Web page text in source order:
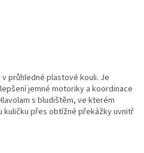
průhledné plastové kouli. Je
jemné motoriky a koordinace
s bludištěm, ve kterém
kuličku přes obtížné překážky uvnitř